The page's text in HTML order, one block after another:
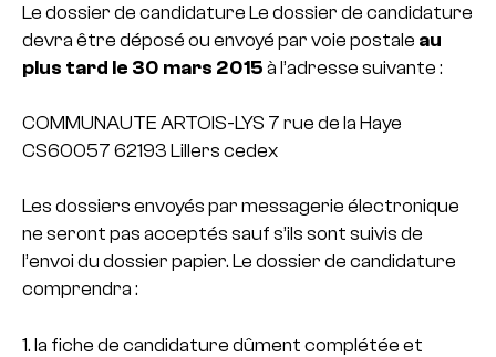
Le dossier de candidature Le dossier de candidature
devra être déposé ou envoyé par voie postale au
plus tard le 30 mars 2015 à l’adresse suivante :
COMMUNAUTE ARTOIS-LYS 7 rue de la Haye
CS60057 62193 Lillers cedex
Les dossiers envoyés par messagerie électronique
ne seront pas acceptés sauf s’ils sont suivis de
l’envoi du dossier papier. Le dossier de candidature
comprendra :
1. la fiche de candidature dûment complétée et